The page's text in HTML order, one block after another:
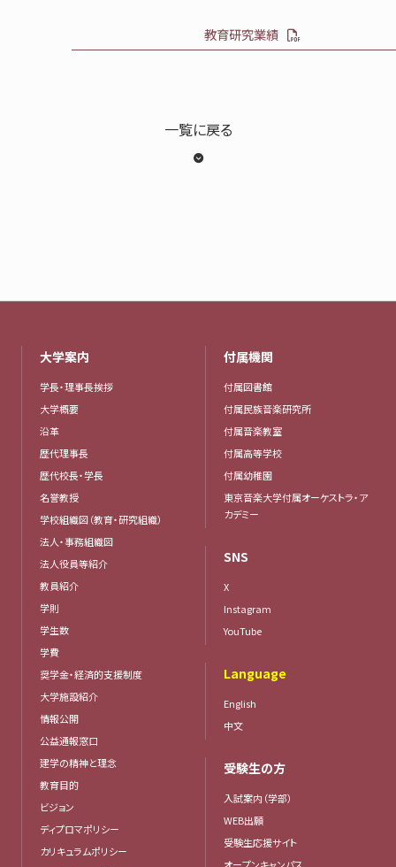
教育研究業績
一覧に戻る
大学案内
学長・理事長挨拶
大学概要
沿革
歴代理事長
歴代校長・学長
名誉教授
学校組織図（教育・研究組織）
法人・事務組織図
法人役員等紹介
教員紹介
学則
学生数
学費
奨学金・経済的支援制度
大学施設紹介
情報公開
公益通報窓口
建学の精神と理念
教育目的
ビジョン
ディプロマポリシー
カリキュラムポリシー
付属機関
付属図書館
付属民族音楽研究所
付属音楽教室
付属高等学校
付属幼稚園
東京音楽大学付属オーケストラ・ア
カデミー
SNS
X
Instagram
YouTube
Language
English
中文
受験生の方
入試案内（学部）
WEB出願
受験生応援サイト